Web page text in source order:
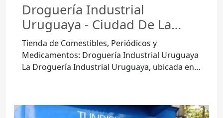
Droguería Industrial
Uruguaya - Ciudad De La
Costa
Tienda de Comestibles, Periódicos y
Medicamentos: Droguería Industrial Uruguaya
La Droguería Industrial Uruguaya, ubicada en